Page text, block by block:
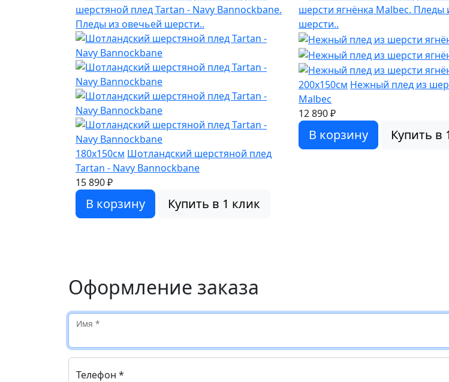
180x150см Шотландский шерстяной плед
Tartan - Navy Bannockbane
15 890 ₽
В корзину Купить в 1 клик
200x150см Нежный плед из
Malbec
12 890 ₽
В корзину Купить в
Оформление заказа
Имя *
Телефон *